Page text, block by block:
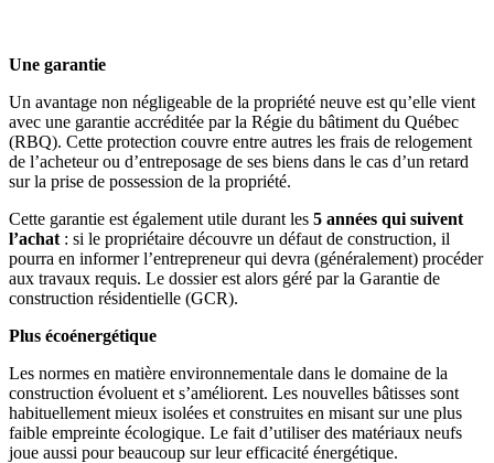
Une garantie
Un avantage non négligeable de la propriété neuve est qu’elle vient
avec une garantie accréditée par la Régie du bâtiment du Québec
(RBQ). Cette protection couvre entre autres les frais de relogement
de l’acheteur ou d’entreposage de ses biens dans le cas d’un retard
sur la prise de possession de la propriété.
Cette garantie est également utile durant les 5 années qui suivent
l’achat : si le propriétaire découvre un défaut de construction, il
pourra en informer l’entrepreneur qui devra (généralement) procéder
aux travaux requis. Le dossier est alors géré par la Garantie de
construction résidentielle (GCR).
Plus écoénergétique
Les normes en matière environnementale dans le domaine de la
construction évoluent et s’améliorent. Les nouvelles bâtisses sont
habituellement mieux isolées et construites en misant sur une plus
faible empreinte écologique. Le fait d’utiliser des matériaux neufs
joue aussi pour beaucoup sur leur efficacité énergétique.